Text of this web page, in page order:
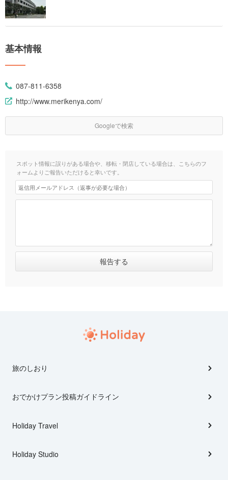
基本情報
087-811-6358
http://www.merikenya.com/
Googleで検索
スポット情報に誤りがある場合や、移転・閉店している場合は、こちらのフ
ォームよりご報告いただけると幸いです。
旅のしおり
おでかけプラン投稿ガイドライン
Holiday Travel
Holiday Studio